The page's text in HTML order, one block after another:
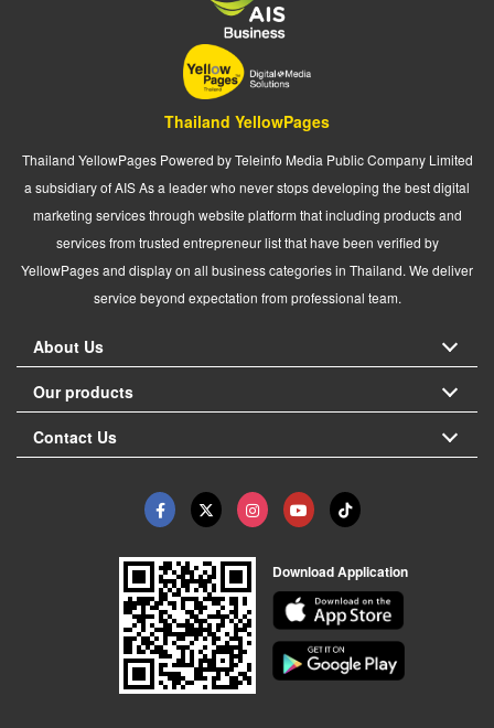
Thailand YellowPages
Thailand YellowPages Powered by Teleinfo Media Public Company Limited
a subsidiary of AIS As a leader who never stops developing the best digital
marketing services through website platform that including products and
services from trusted entrepreneur list that have been verified by
YellowPages and display on all business categories in Thailand. We deliver
service beyond expectation from professional team.
About Us
Our products
Contact Us
Download Application